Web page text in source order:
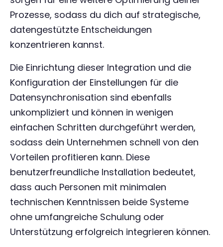
Prozesse, sodass du dich auf strategische,
datengestützte Entscheidungen
konzentrieren kannst.
Die Einrichtung dieser Integration und die
Konfiguration der Einstellungen für die
Datensynchronisation sind ebenfalls
unkompliziert und können in wenigen
einfachen Schritten durchgeführt werden,
sodass dein Unternehmen schnell von den
Vorteilen profitieren kann. Diese
benutzerfreundliche Installation bedeutet,
dass auch Personen mit minimalen
technischen Kenntnissen beide Systeme
ohne umfangreiche Schulung oder
Unterstützung erfolgreich integrieren können.